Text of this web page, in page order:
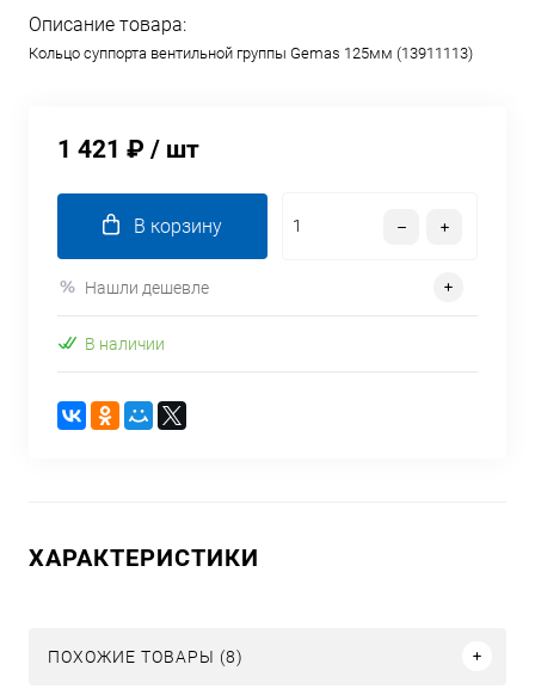
Описание товара:
Кольцо суппорта вентильной группы Gemas 125мм (13911113)
1 421 ₽ / шт
В корзину
Нашли дешевле
В наличии
ХАРАКТЕРИСТИКИ
ПОХОЖИЕ ТОВАРЫ (8)